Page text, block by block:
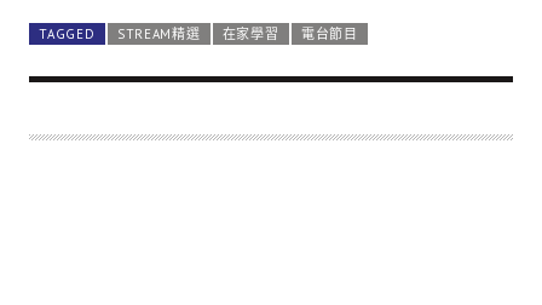
TAGGED STREAM精選 在家學習 電台節目